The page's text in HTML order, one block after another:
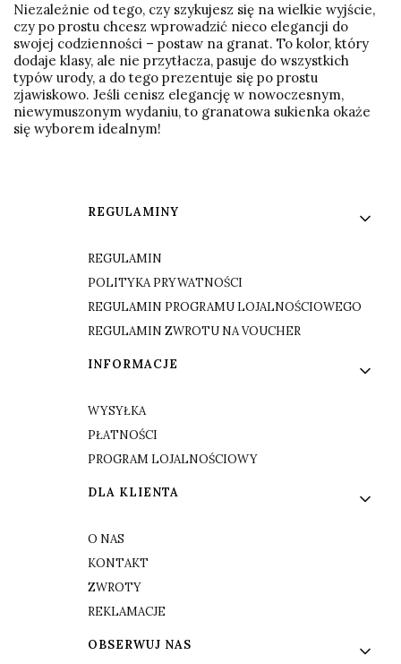
Niezależnie od tego, czy szykujesz się na wielkie wyjście,
czy po prostu chcesz wprowadzić nieco elegancji do
swojej codzienności – postaw na granat. To kolor, który
dodaje klasy, ale nie przytłacza, pasuje do wszystkich
typów urody, a do tego prezentuje się po prostu
zjawiskowo. Jeśli cenisz elegancję w nowoczesnym,
niewymuszonym wydaniu, to granatowa sukienka okaże
się wyborem idealnym!
Linki w stopce
REGULAMINY
REGULAMIN
POLITYKA PRYWATNOŚCI
REGULAMIN PROGRAMU LOJALNOŚCIOWEGO
REGULAMIN ZWROTU NA VOUCHER
INFORMACJE
WYSYŁKA
PŁATNOŚCI
PROGRAM LOJALNOŚCIOWY
DLA KLIENTA
O NAS
KONTAKT
ZWROTY
REKLAMACJE
OBSERWUJ NAS